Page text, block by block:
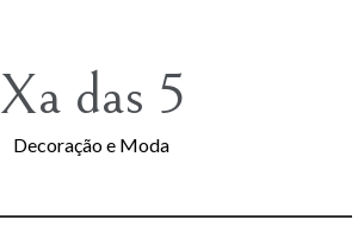
Xa das 5
Decoração e Moda